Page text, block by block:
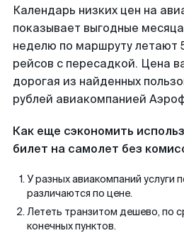
Календарь низких цен на
показывает выгодные
неделю по маршруту летают
рейсов с пересадкой. Цена
дорогая из найденных
рублей авиакомпанией
Как еще сэкономить
билет на самолет без
У разных авиакомпаний услуги
различаются по цене.
Лететь транзитом дешево, по
конечных пунктов.